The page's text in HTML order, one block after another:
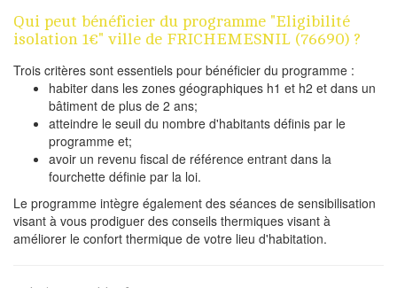
Qui peut bénéficier du programme "Eligibilité
isolation 1€" ville de FRICHEMESNIL (76690) ?
Trois critères sont essentiels pour bénéficier du programme :
habiter dans les zones géographiques h1 et h2 et dans un
bâtiment de plus de 2 ans;
atteindre le seuil du nombre d'habitants définis par le
programme et;
avoir un revenu fiscal de référence entrant dans la
fourchette définie par la loi.
Le programme intègre également des séances de sensibilisation
visant à vous prodiguer des conseils thermiques visant à
améliorer le confort thermique de votre lieu d'habitation.